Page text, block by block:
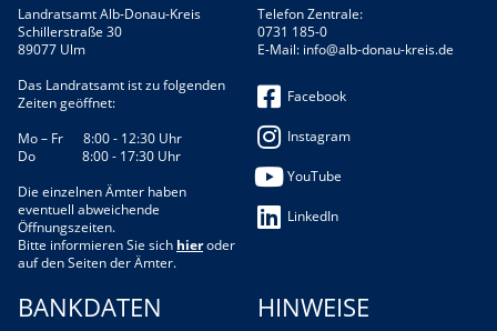
Landratsamt Alb-Donau-Kreis
Schillerstraße 30
89077 Ulm
Das Landratsamt ist zu folgenden
Zeiten geöffnet:
Mo – Fr 8:00 - 12:30 Uhr
Do 8:00 - 17:30 Uhr
Die einzelnen Ämter haben
eventuell abweichende
Öffnungszeiten.
Bitte informieren Sie sich hieroder
auf den Seiten der Ämter.
Telefon Zentrale:
0731 185-0
E-Mail: info@alb-donau-kreis.de
Facebook
Instagram
YouTube
LinkedIn
BANKDATEN HINWEISE